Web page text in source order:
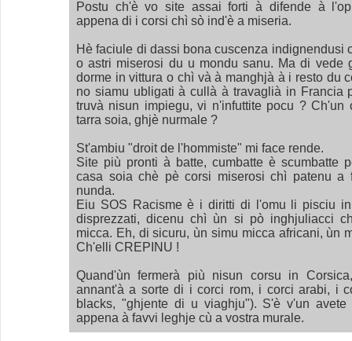
Postu ch'è vo site assai forti à difende à
appena di i corsi chì sò ind'è a miseria.
Hè faciule di dassi bona cuscenza indignendusi
o astri miserosi du u mondu sanu. Ma di vede
dorme in vittura o chì và à manghjà à i resto du
no siamu ubligati à cullà à travaglià in Francia
truvà nisun impiegu, vi n'infuttite pocu ?
tarra soia, ghjè nurmale ?
St'ambiu "droit de l'hommiste" mi face rende.
Site più pronti à batte, cumbatte è scumbatte
casa soia chè pè corsi miserosi chì patenu a
nunda.
Eiu SOS Racisme è i diritti di l'omu li pisciu
disprezzati, dicenu chì ùn si pò inghjuliacci
micca. Eh, di sicuru, ùn simu micca africani, ùn
Ch'elli CREPINU !
Quand'ùn fermerà più nisun corsu in
annant'à a sorte di i corci rom, i corci arabi, i
blacks, "ghjente di u viaghju"). S'è v'un
appena à favvi leghje cù a vostra murale.